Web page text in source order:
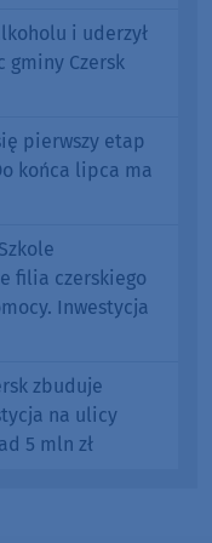
i uderzył
gminy Czersk
pierwszy etap
końca lipca ma
filia czerskiego
Inwestycja
zbuduje
na ulicy
5 mln zł